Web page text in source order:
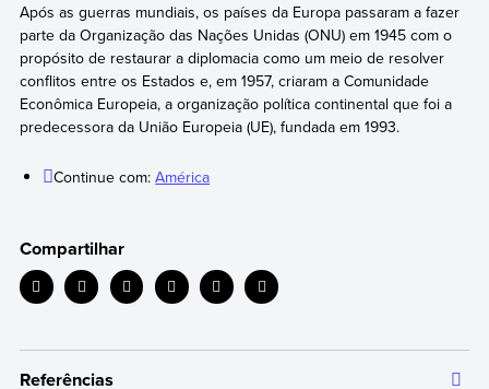
Após as guerras mundiais, os países da Europa passaram a fazer
parte da Organização das Nações Unidas (ONU) em 1945 com o
propósito de restaurar a diplomacia como um meio de resolver
conflitos entre os Estados e, em 1957, criaram a Comunidade
Econômica Europeia, a organização política continental que foi a
predecessora da União Europeia (UE), fundada em 1993.
Continue com:América
Compartilhar
Referências